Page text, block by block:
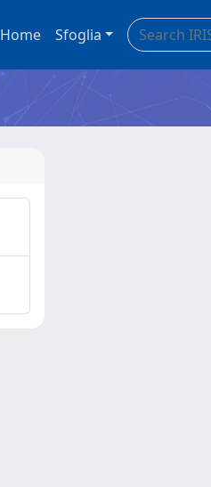
Home Sfoglia